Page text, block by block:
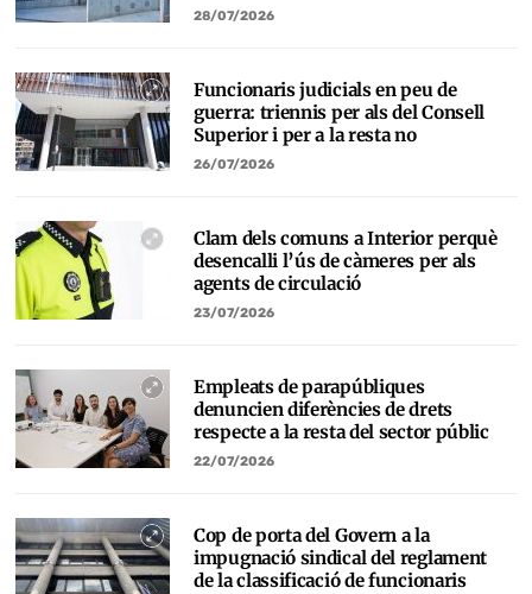
28/07/2026
Funcionaris judicials en peu de
guerra: triennis per als del Consell
Superior i per a la resta no
26/07/2026
Clam dels comuns a Interior perquè
desencalli l’ús de càmeres per als
agents de circulació
23/07/2026
Empleats de parapúbliques
denuncien diferències de drets
respecte a la resta del sector públic
22/07/2026
Cop de porta del Govern a la
impugnació sindical del reglament
de la classificació de funcionaris